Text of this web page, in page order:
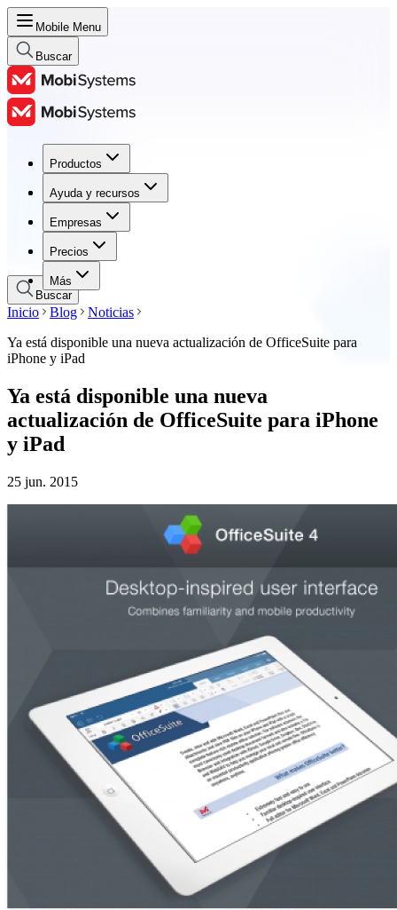
Mobile Menu
Buscar
Productos
Ayuda y recursos
Empresas
Precios
Más
Productos
Ayuda y recursos
Empresas
Precios
Buscar
Inicio Blog
Noticias
Ya está disponible una nueva actualización de OfficeSuite para
iPhone y iPad
Ya está disponible una nueva
actualización de OfficeSuite para iPhone
y iPad
25 jun. 2015